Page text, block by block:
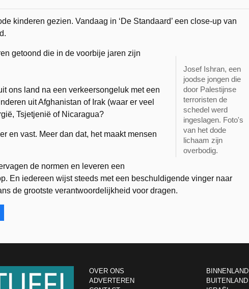
kinderen gezien. Vandaag in ‘De Standaard’ een close-up van
Josef Ishran, een
joodse jongen die
door Palestijnse
terroristen de
schedel werd
ingeslagen. Foto's
van het dode
lichaam zijn
overbodig.
getoond die in de voorbije jaren zijn
ons land na een verkeersongeluk met een
uit Afghanistan of Irak (waar er veel
Tsjetjenië of Nicaragua?
en vast. Meer dan dat, het maakt mensen
de normen en leveren een
En iedereen wijst steeds met een beschuldigende vinger naar
de grootste verantwoordelijkheid voor dragen.
OVER ONS
ADVERTEREN
BINNENLAND
BUITENLAND